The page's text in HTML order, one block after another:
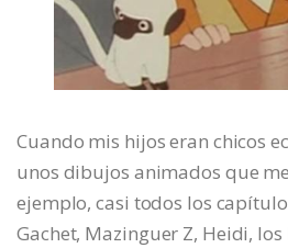
Cuando mis hijos eran chicos
unos dibujos animados que
ejemplo, casi todos los
Gachet, Mazinguer Z, Heidi,